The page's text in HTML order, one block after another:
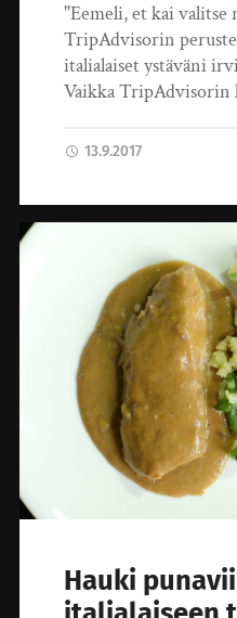
"Eemeli, et kai valitse
TripAdvisorin
italialaiset ystäväni
Vaikka
13.9.2017
Hauki